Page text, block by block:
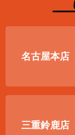
名古屋本店
三重鈴鹿店